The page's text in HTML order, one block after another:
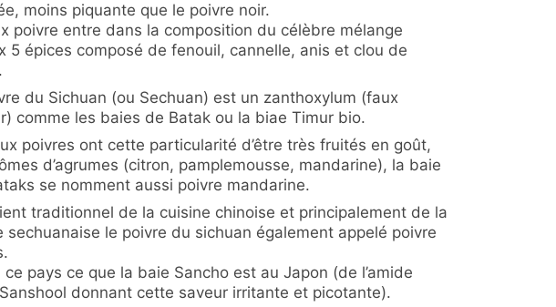
moins piquante que le poivre noir.
poivre entre dans la composition du célèbre mélange
5 épices composé de fenouil, cannelle, anis et clou de
du Sichuan (ou Sechuan) est un zanthoxylum (faux
comme les baies de Batak ou la biae Timur bio.
poivres ont cette particularité d’être très fruités en goût,
d’agrumes (citron, pamplemousse, mandarine), la baie
se nomment aussi poivre mandarine.
traditionnel de la cuisine chinoise et principalement de la
sechuanaise le poivre du sichuan également appelé poivre
ce pays ce que la baie Sancho est au Japon (de l’amide
donnant cette saveur irritante et picotante).